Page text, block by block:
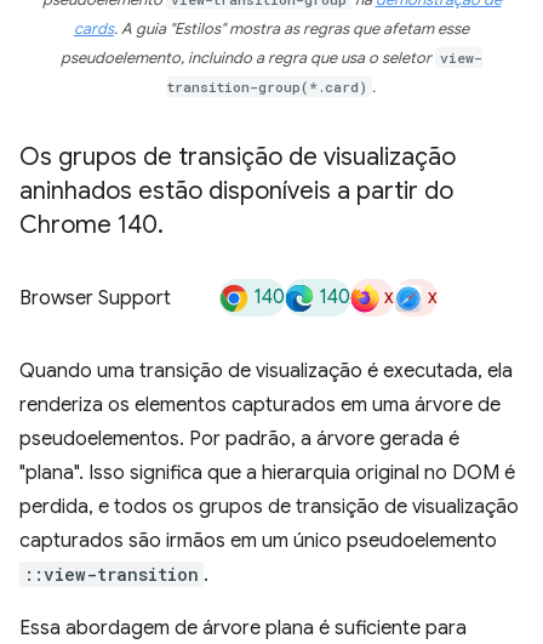
cards. A guia "Estilos" mostra as regras que afetam esse
pseudoelemento, incluindo a regra que usa o seletor view-
transition-group(*.card) .
Os grupos de transição de visualização
aninhados estão disponíveis a partir do
Chrome 140.
Browser Support 140 140 x x
Quando uma transição de visualização é executada, ela
renderiza os elementos capturados em uma árvore de
pseudoelementos. Por padrão, a árvore gerada é
"plana". Isso significa que a hierarquia original no DOM é
perdida, e todos os grupos de transição de visualização
capturados são irmãos em um único pseudoelemento
::view-transition .
Essa abordagem de árvore plana é suficiente para